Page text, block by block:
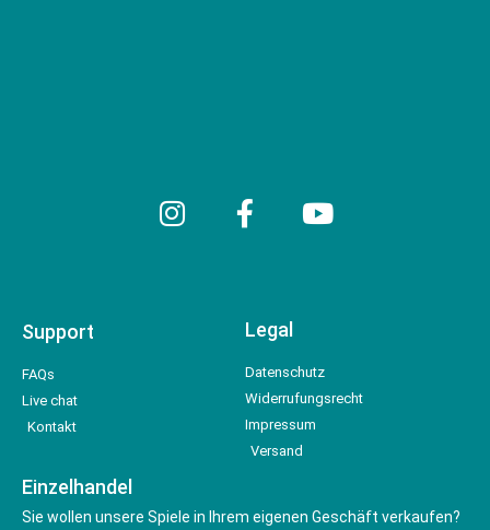
Support
FAQs
Live chat
Kontakt
Legal
Datenschutz
Widerrufungsrecht
Impressum
Versand
Einzelhandel
Sie wollen unsere Spiele in Ihrem eigenen Geschäft verkaufen?